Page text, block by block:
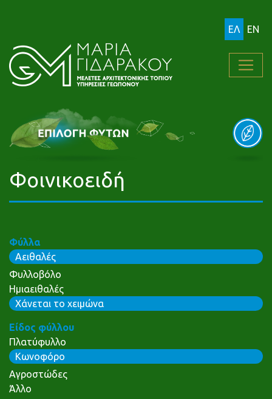
ΕΛ EN
Φοινικοειδή
Φύλλα
Αειθαλές
Φυλλοβόλο
Ημιαειθαλές
Χάνεται το χειμώνα
Είδος φύλλου
Πλατύφυλλο
Κωνοφόρο
Αγροστώδες
Άλλο